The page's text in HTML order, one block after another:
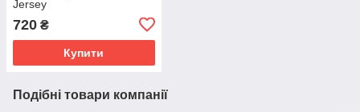
Jersey
720 ₴
Купити
Подібні товари компанії